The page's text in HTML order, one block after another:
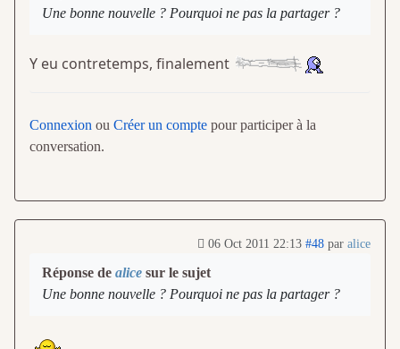
Une bonne nouvelle ? Pourquoi ne pas la partager ?
Y eu contretemps, finalement
Connexion ou Créer un compte pour participer à la
conversation.
06 Oct 2011 22:13 #48 par alice
Réponse de alice sur le sujet
Une bonne nouvelle ? Pourquoi ne pas la partager ?